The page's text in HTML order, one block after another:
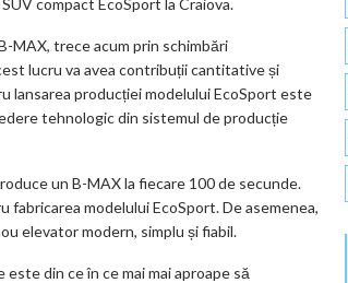
compact EcoSport la Craiova.
MAX, trece acum prin schimbări
lucru va avea contribuții cantitative și
lansarea producției modelului EcoSport este
tehnologic din sistemul de producție
un B-MAX la fiecare 100 de secunde.
fabricarea modelului EcoSport. De asemenea,
elevator modern, simplu și fiabil.
din ce în ce mai mai aproape să